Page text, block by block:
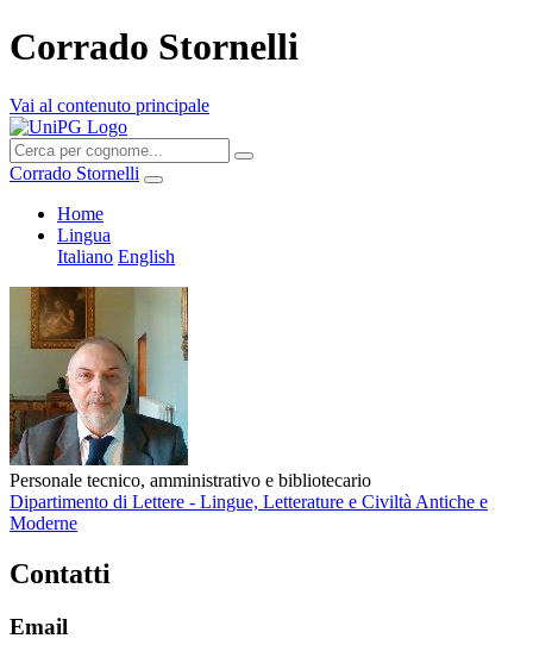
Corrado Stornelli
Vai al contenuto principale
Corrado Stornelli
Home
Lingua
Italiano English
Personale tecnico, amministrativo e bibliotecario
Dipartimento di Lettere - Lingue, Letterature e Civiltà Antiche e
Moderne
Contatti
Email